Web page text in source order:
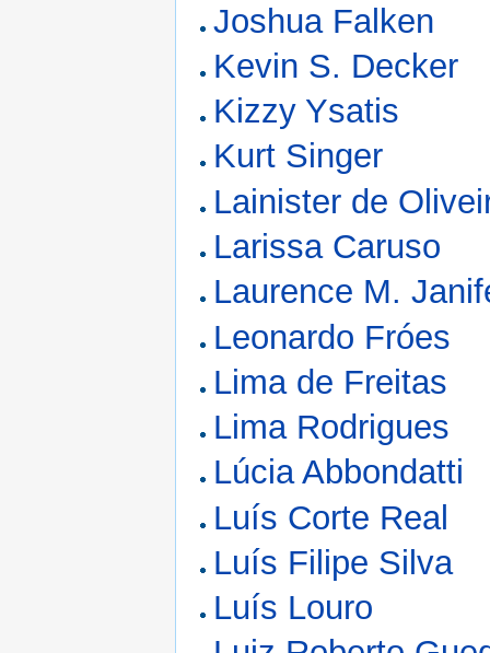
Joshua Falken
Kevin S. Decker
Kizzy Ysatis
Kurt Singer
Lainister de
Larissa Caruso
Laurence M.
Leonardo Fróes
Lima de Freitas
Lima Rodrigues
Lúcia Abbondatti
Luís Corte Real
Luís Filipe Silva
Luís Louro